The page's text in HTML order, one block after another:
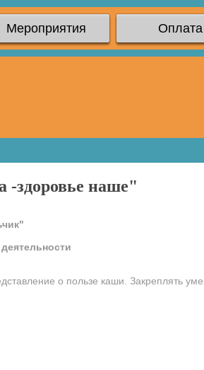
Мероприятия Оплата
-здоровье наше"
о пользе каши. Закреплять